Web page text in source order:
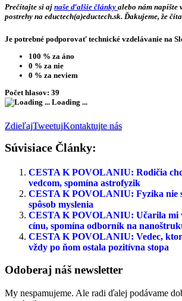
Prečítajte si aj naše ďalšie články alebo nám napíšte
postrehy na eductech(a)eductech.sk. Ďakujeme, že
Je potrebné podporovať technické vzdelávanie na
100 % za áno
0 % za nie
0 % za neviem
Počet hlasov: 39
Loading ...
ZdieľajTweetujKontaktujte nás
Súvisiace Články:
CESTA K POVOLANIU: Rodičia
vedcom, spomína astrofyzik
CESTA K POVOLANIU: Fyzika nie
spôsob myslenia
CESTA K POVOLANIU: Učarila mi
cínu, spomína odborník na
CESTA K POVOLANIU: Vedec,
vždy po ňom ostala pozitívna stopa
Odoberaj náš newsletter
My nespamujeme. Ale radi ďalej podávame